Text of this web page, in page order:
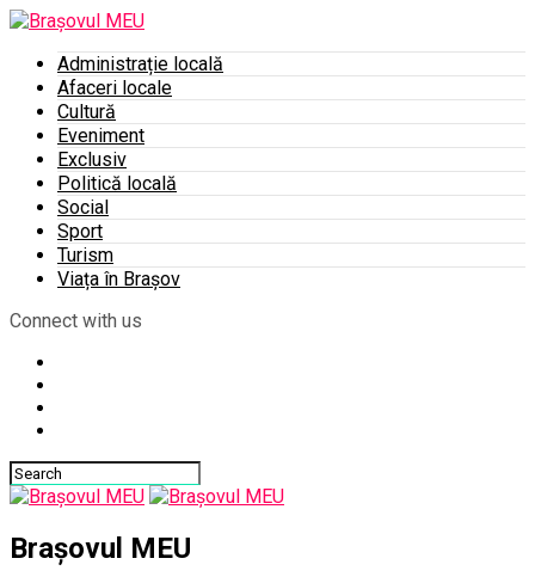
Administrație locală
Afaceri locale
Cultură
Eveniment
Exclusiv
Politică locală
Social
Sport
Turism
Viața în Brașov
Connect with us
Brașovul MEU